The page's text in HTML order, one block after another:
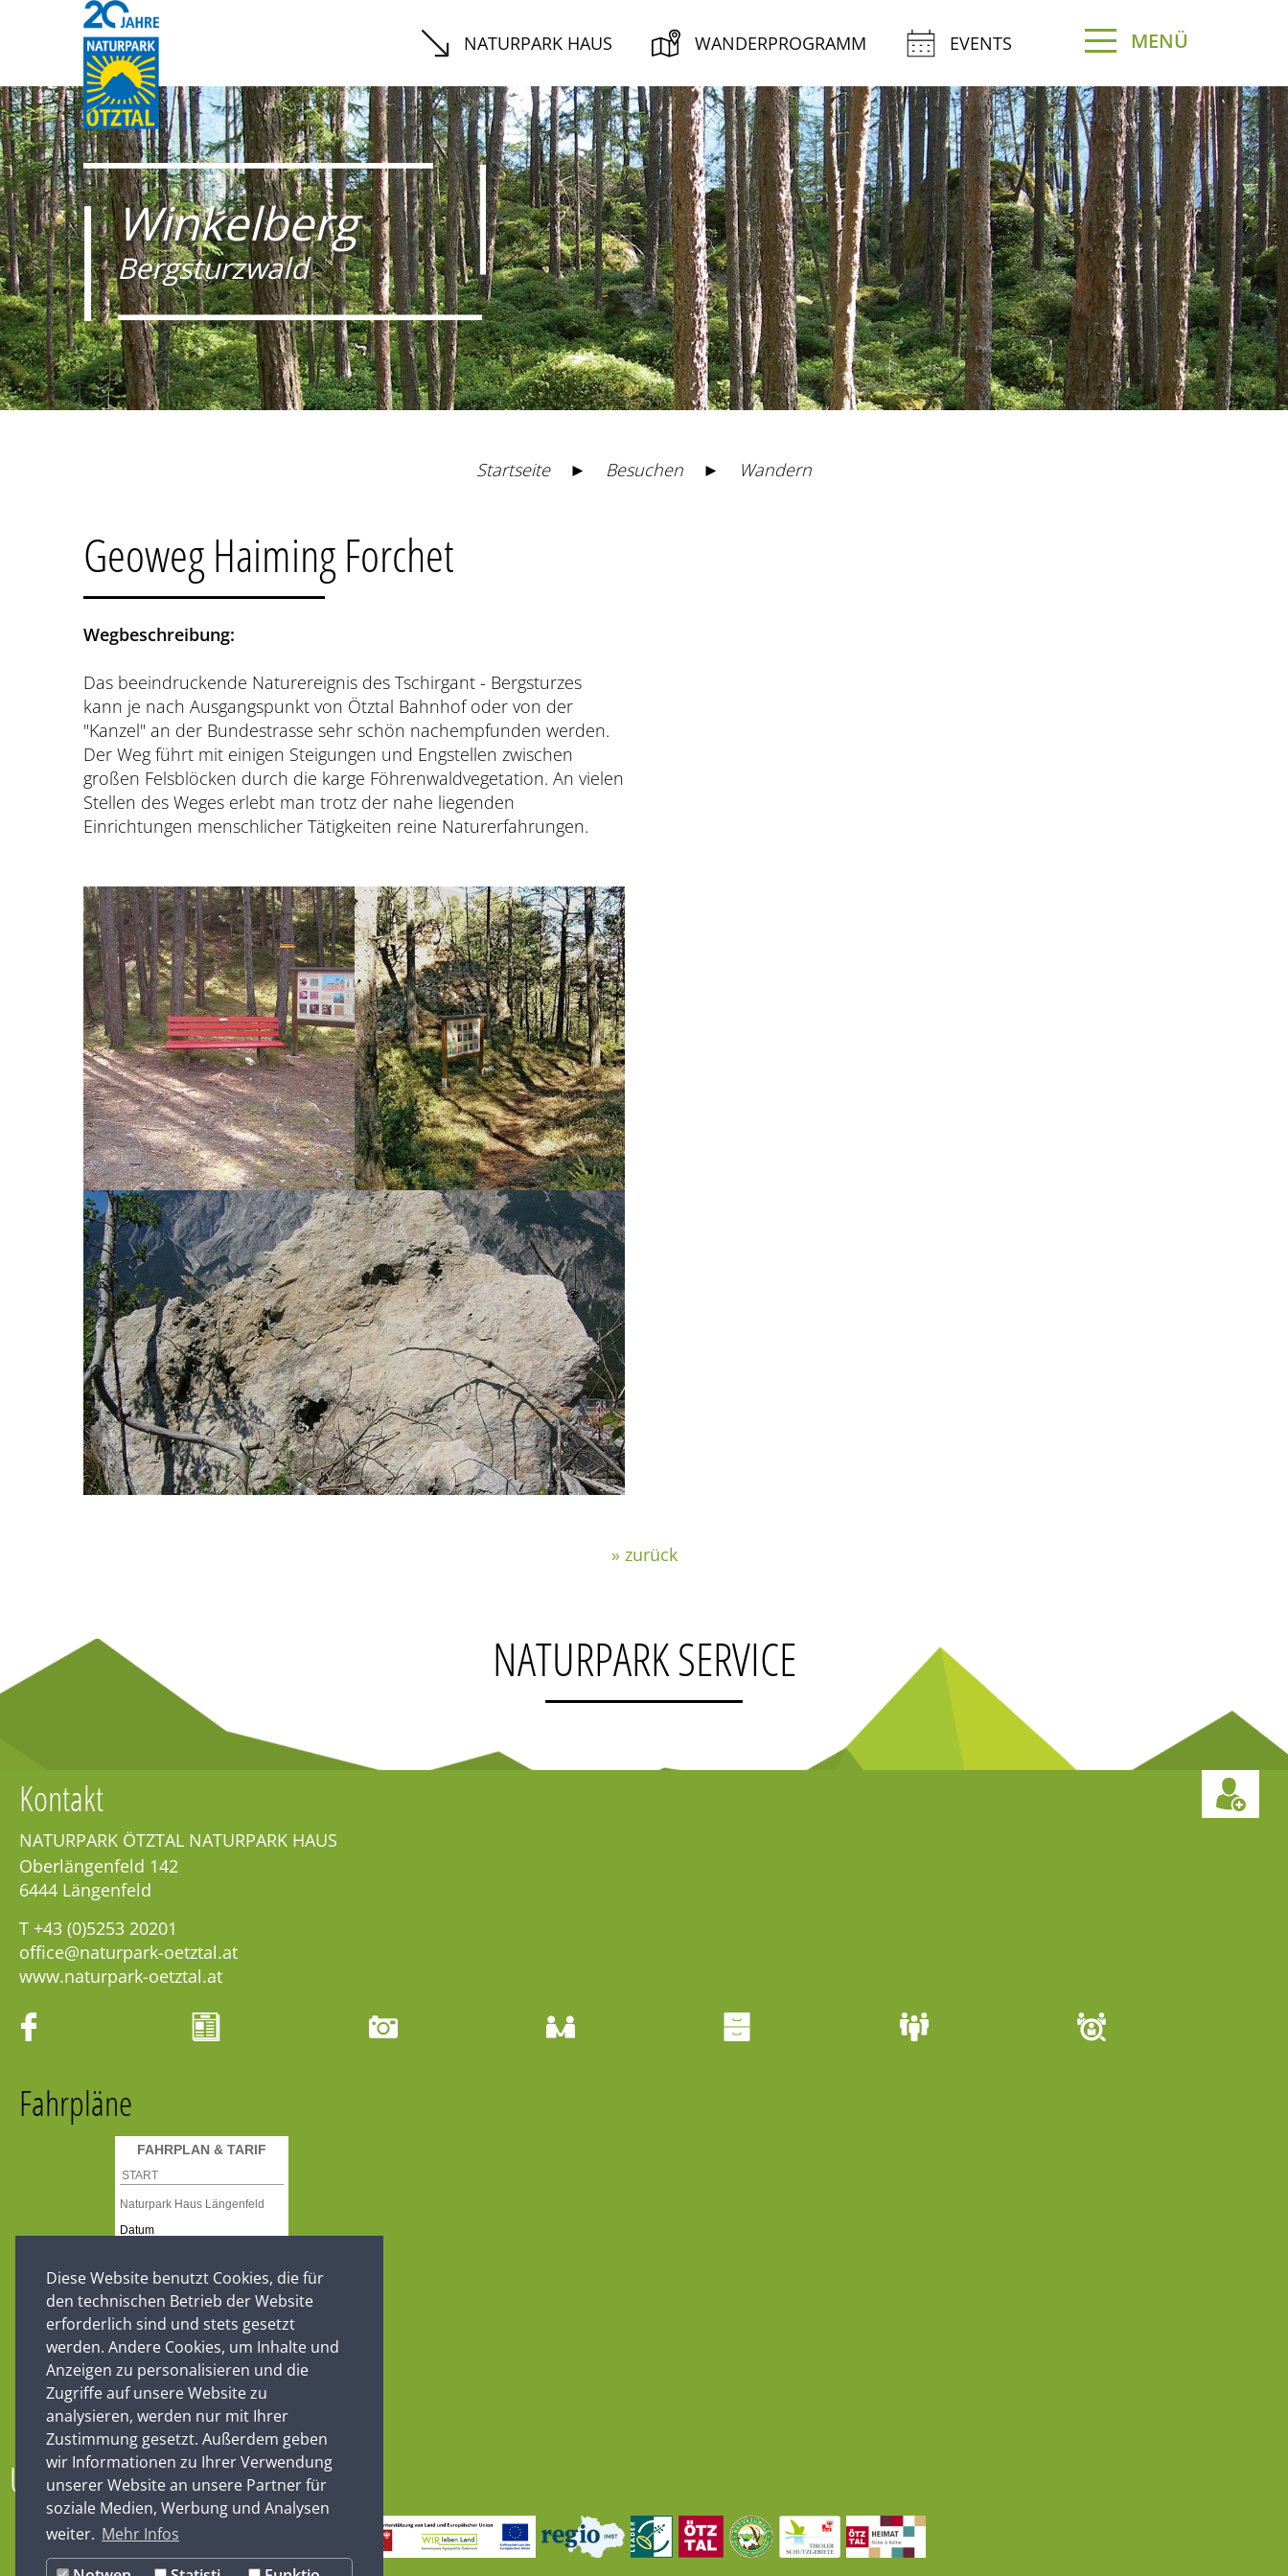
Diese Website benutzt Cookies, die für
den technischen Betrieb der Website
erforderlich sind und stets gesetzt
werden. Andere Cookies, um Inhalte und
Anzeigen zu personalisieren und die
Zugriffe auf unsere Website zu
analysieren, werden nur mit Ihrer
Zustimmung gesetzt. Außerdem geben
wir Informationen zu Ihrer Verwendung
unserer Website an unsere Partner für
soziale Medien, Werbung und Analysen
weiter. Mehr Infos
NATURPARK HAUS WANDERPROGRAMM EVENTS MENÜ
Winkelberg
Bergsturzwald
Startseite ► Besuchen ► Wandern
Geoweg Haiming Forchet
Wegbeschreibung:
Das beeindruckende Naturereignis des Tschirgant - Bergsturzes
kann je nach Ausgangspunkt von Ötztal Bahnhof oder von der
"Kanzel" an der Bundestrasse sehr schön nachempfunden werden.
Der Weg führt mit einigen Steigungen und Engstellen zwischen
großen Felsblöcken durch die karge Föhrenwaldvegetation. An vielen
Stellen des Weges erlebt man trotz der nahe liegenden
Einrichtungen menschlicher Tätigkeiten reine Naturerfahrungen.
» zurück
NATURPARK SERVICE
Kontakt
NATURPARK ÖTZTAL NATURPARK HAUS
Oberlängenfeld 142
6444 Längenfeld
T +43 (0)5253 20201
office@naturpark-oetztal.at
www.naturpark-oetztal.at
Fahrpläne
Unsere Partner